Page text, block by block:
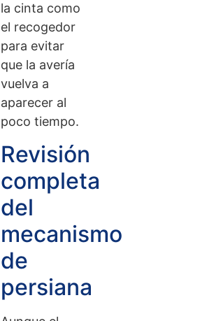
la cinta como
el recogedor
para evitar
que la avería
vuelva a
aparecer al
poco tiempo.
Revisión
completa
del
mecanismo
de
persiana